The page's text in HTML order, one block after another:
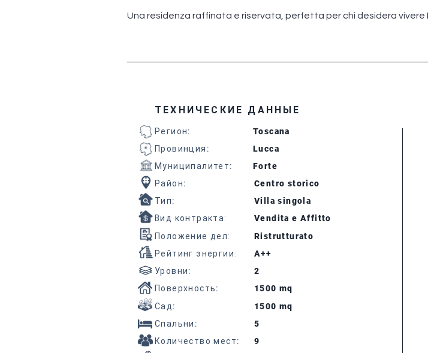
Una residenza raffinata e riservata, perfetta per chi desidera vivere
ТЕХНИЧЕСКИЕ ДАННЫЕ
Регион:
Toscana
Провинция :
Lucca
Муниципалитет:
Forte
Район:
Centro storico
Тип:
Villa singola
Вид контракта:
Vendita e Affitto
Положение дел:
Рейтинг энергии:
Уровни:
Поверхность:
Сад:
Спальни :
Количество мест:
Ristrutturato
A++
2
1500 mq
1500 mq
5
9